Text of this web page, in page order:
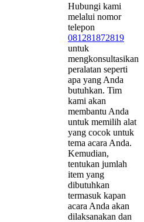
Hubungi kami
melalui nomor
telepon
081281872819
untuk
mengkonsultasikan
peralatan seperti
apa yang Anda
butuhkan. Tim
kami akan
membantu Anda
untuk memilih alat
yang cocok untuk
tema acara Anda.
Kemudian,
tentukan jumlah
item yang
dibutuhkan
termasuk kapan
acara Anda akan
dilaksanakan dan